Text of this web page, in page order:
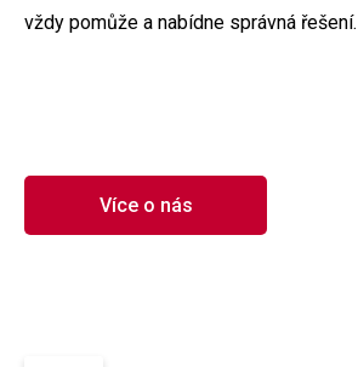
vždy pomůže a nabídne správná řešení.
Více o nás